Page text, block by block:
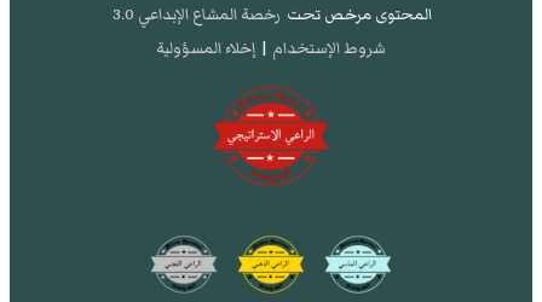
المحتوى مرخص تحت رخصة المشاع الإبداعي 3.0
شروط الإستخدام | إخلاء المسؤولية